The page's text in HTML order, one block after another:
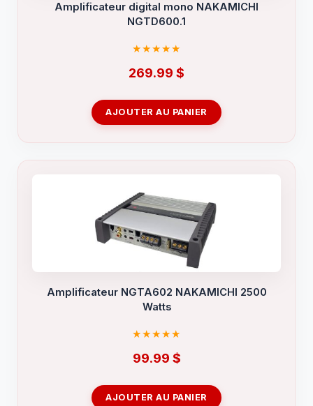
Amplificateur digital mono NAKAMICHI
NGTD600.1
269.99 $
AJOUTER AU PANIER
Amplificateur NGTA602 NAKAMICHI 2500
Watts
99.99 $
AJOUTER AU PANIER